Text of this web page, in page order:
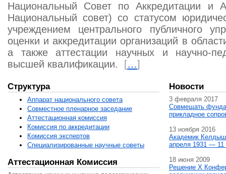
Национальный Совет по Аккредитации и
Национальный совет) со статусом
учреждением центрального публичного
оценки и аккредитации организаций в
а также аттестации научных и научно-
высшей квалификации.
[…]
Структура
Аппарат национального совета
Совместное пленарное заседание
Аттестационная комисcия
Комиссия по аккредитации
Комиссия экспертов
Специализированные научные советы
Аттестационная Комиссия
Новости
3 февраля 2017
Совмещать
прикладное
13 ноября 2016
Академик
апреля 1931 — 11
18 июня 2009
Решение X